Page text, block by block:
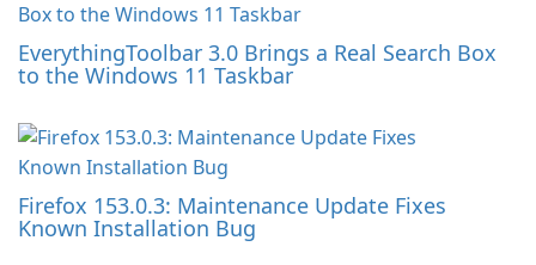
EverythingToolbar 3.0 Brings a Real Search Box
to the Windows 11 Taskbar
Firefox 153.0.3: Maintenance Update Fixes
Known Installation Bug